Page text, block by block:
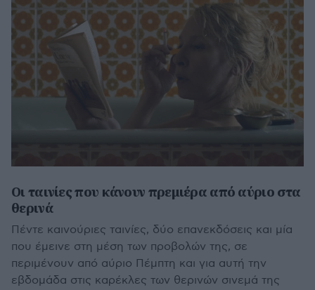
Οι ταινίες που κάνουν πρεμιέρα από αύριο στα
θερινά
Πέντε καινούριες ταινίες, δύο επανεκδόσεις και μία
που έμεινε στη μέση των προβολών της, σε
περιμένουν από αύριο Πέμπτη και για αυτή την
εβδομάδα στις καρέκλες των θερινών σινεμά της